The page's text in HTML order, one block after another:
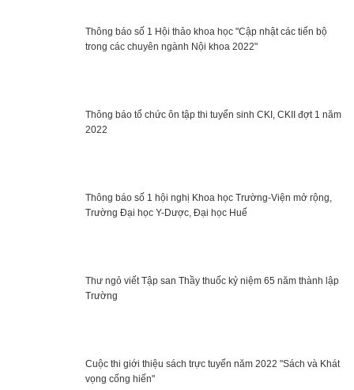
Thông báo số 1 Hội thảo khoa học "Cập nhật các tiến bộ
trong các chuyên ngành Nội khoa 2022"
Thông báo tổ chức ôn tập thi tuyển sinh CKI, CKII đợt 1 năm
2022
Thông báo số 1 hội nghị Khoa học Trường-Viện mở rộng,
Trường Đại học Y-Dược, Đại học Huế
Thư ngỏ viết Tập san Thầy thuốc kỷ niệm 65 năm thành lập
Trường
Cuộc thi giới thiệu sách trực tuyến năm 2022 "Sách và Khát
vọng cống hiến"